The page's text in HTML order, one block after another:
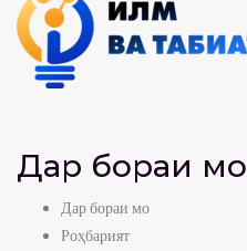
Дар бораи мо
Дар бораи мо
Роҳбарият